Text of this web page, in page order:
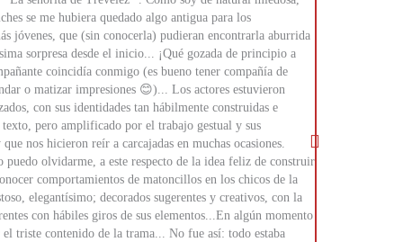
se me hubiera quedado algo antigua para los
jóvenes, que (sin conocerla) pudieran encontrarla aburrida
sorpresa desde el inicio... ¡Qué gozada de principio a
coincidía conmigo (es bueno tener compañía de
o matizar impresiones 😊)... Los actores estuvieron
con sus identidades tan hábilmente construidas e
pero amplificado por el trabajo gestual y sus
nos hicieron reír a carcajadas en muchas ocasiones.
olvidarme, a este respecto de la idea feliz de construir
comportamientos de matoncillos en los chicos de la
elegantísimo; decorados sugerentes y creativos, con la
con hábiles giros de sus elementos...En algún momento
triste contenido de la trama... No fue así: todo estaba